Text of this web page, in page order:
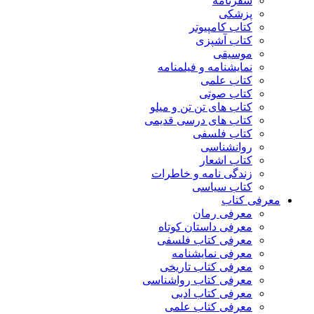
پزشکی
کتاب کامپیوتر
کتاب آشپزی
موسیقی
نمایشنامه و فیلمنامه
کتاب علمی
کتاب صوتی
کتاب های تن تن و میلو
کتاب های درسی قدیمی
کتاب فلسفی
روانشناسی
کتاب اشعار
زندگی نامه و خاطرات
کتاب سیاسی
معرفی کتاب
معرفی رمان
معرفی داستان کوتاه
معرفی کتاب فلسفی
معرفی نمایشنامه
معرفی کتاب تاریخی
معرفی کتاب رواشناسی
معرفی کتاب ادبی
معرفی کتاب علمی